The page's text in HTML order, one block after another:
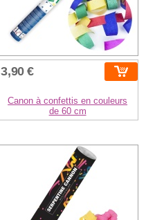
3,90 €
Canon à confettis en couleurs
de 60 cm